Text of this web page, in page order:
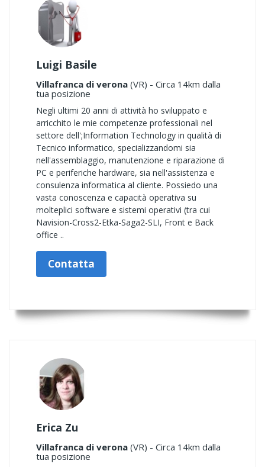
Luigi Basile
Villafranca di verona (VR) - Circa 14km dalla
tua posizione
Negli ultimi 20 anni di attività ho sviluppato e
arricchito le mie competenze professionali nel
settore dell';Information Technology in qualità di
Tecnico informatico, specializzandomi sia
nell'assemblaggio, manutenzione e riparazione di
PC e periferiche hardware, sia nell'assistenza e
consulenza informatica al cliente. Possiedo una
vasta conoscenza e capacità operativa su
molteplici software e sistemi operativi (tra cui
Navision-Cross2-Etka-Saga2-SLI, Front e Back
office ..
Contatta
Erica Zu
Villafranca di verona (VR) - Circa 14km dalla
tua posizione